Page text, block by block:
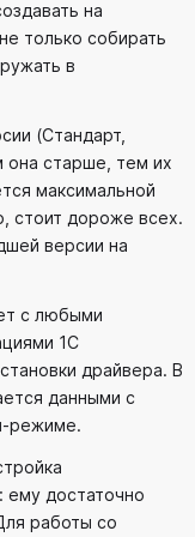
на
только собирать
в
(Стандарт,
она старше, тем их
максимальной
стоит дороже всех.
версии на
с любыми
1С
драйвера. В
данными с
режиме.
ему достаточно
работы со